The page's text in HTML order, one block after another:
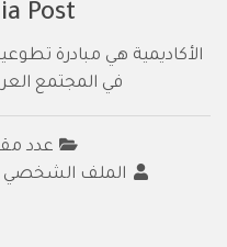
Post
الأكاديمية هي مبادرة
في المجتمع
عدد
الملف الشخصي